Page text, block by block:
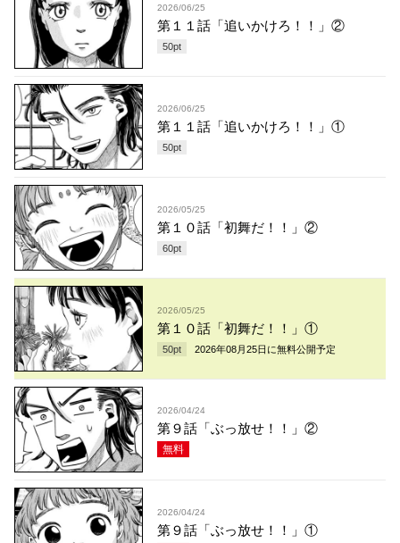
2026/06/25
第１１話「追いかけろ！！」②
50pt
2026/06/25
第１１話「追いかけろ！！」①
50pt
2026/05/25
第１０話「初舞だ！！」②
60pt
2026/05/25
第１０話「初舞だ！！」①
50pt 2026年08月25日 に無料公開予定
2026/04/24
第９話「ぶっ放せ！！」②
無料
2026/04/24
第９話「ぶっ放せ！！」①